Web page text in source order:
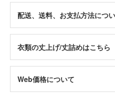
配送、送料、お支払方法につ
衣類の丈上げ/丈詰めはこちら
Web価格について